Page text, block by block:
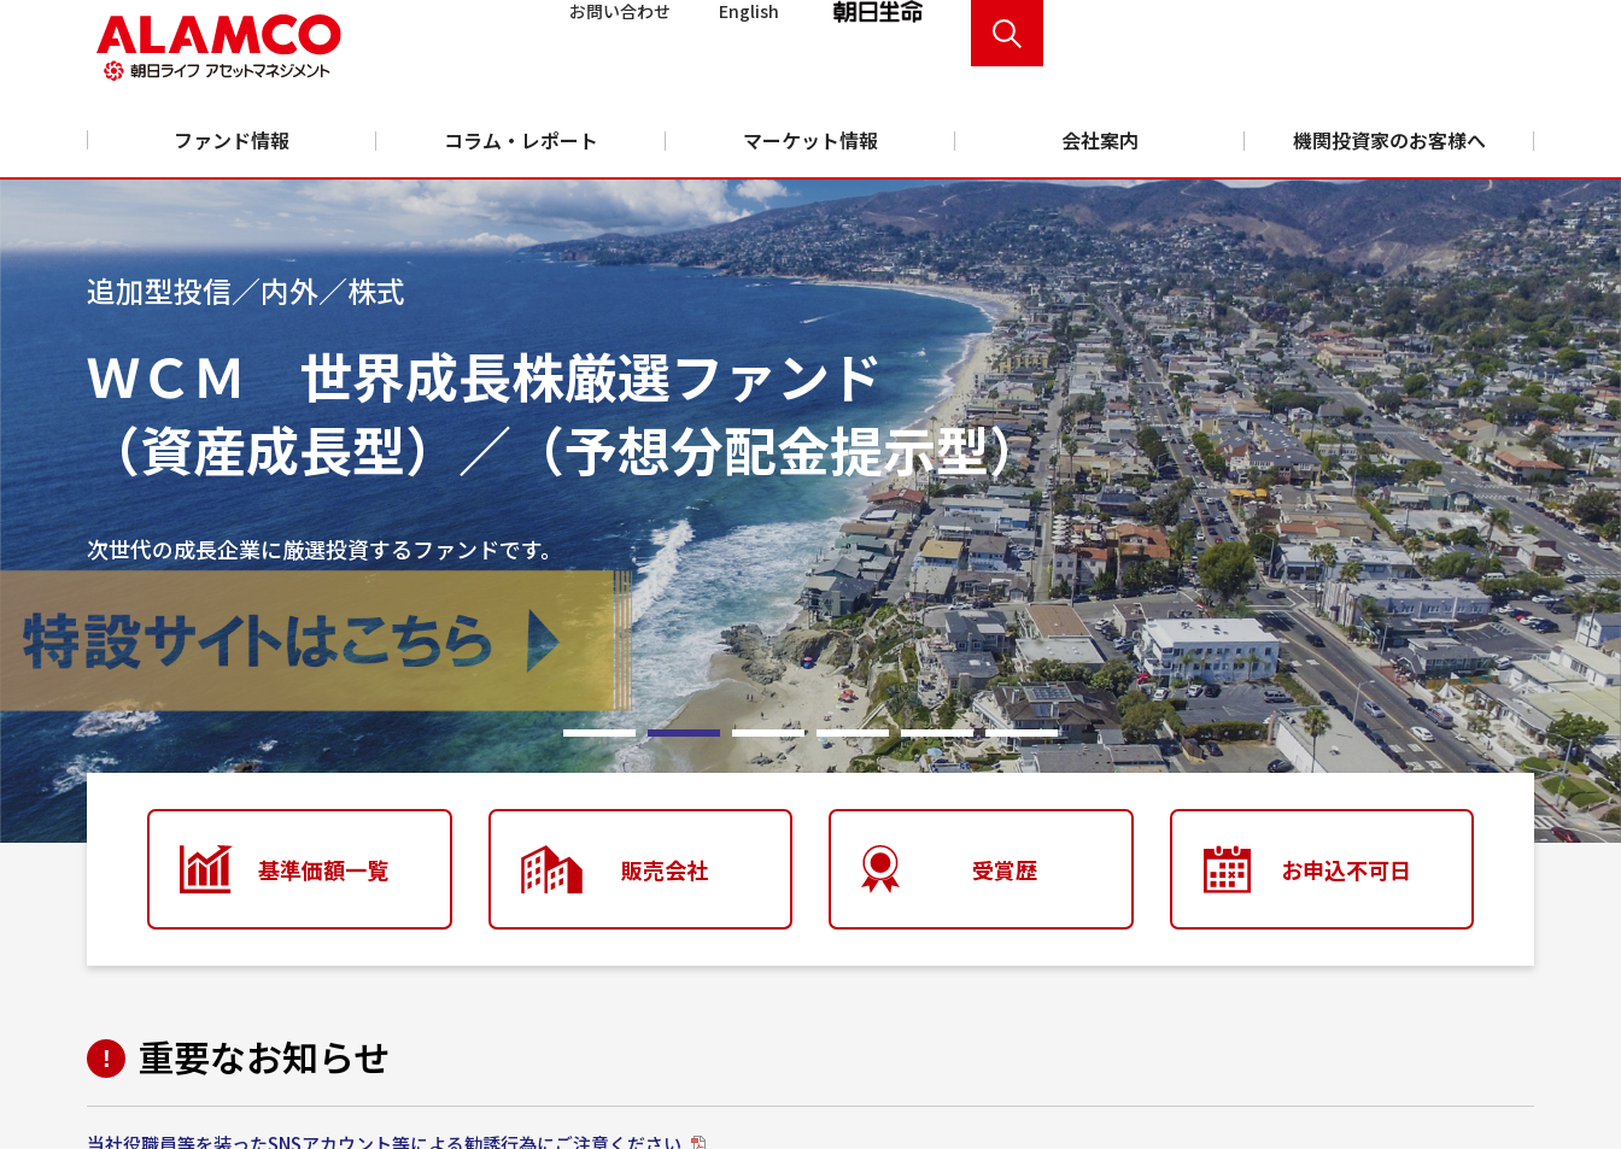
お問い合わせ English
ファンド情報 コラム・レポート マーケット情報 会社案内 機関投資家のお客様へ
追加型投信／内外／株式
ＷＣＭ 世界成長株厳選ファンド
（資産成長型）／（予想分配金提示型）
次世代の成長企業に厳選投資するファンドです。
基準価額一覧 販売会社 受賞歴 お申込不可日
重要なお知らせ
当社役職員等を装ったSNSアカウント等による勧誘行為にご注意ください